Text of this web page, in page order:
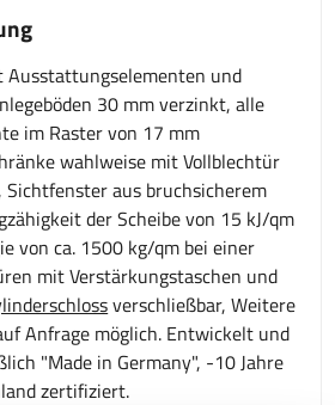
Ausstattungselementen und
30 mm verzinkt, alle
im Raster von 17 mm
wahlweise mit Vollblechtür
aus bruchsicherem
der Scheibe von 15 kJ/qm
von ca. 1500 kg/qm bei einer
mit Verstärkungstaschen und
verschließbar, Weitere
Anfrage möglich. Entwickelt und
"Made in Germany", -10 Jahre
zertifiziert.